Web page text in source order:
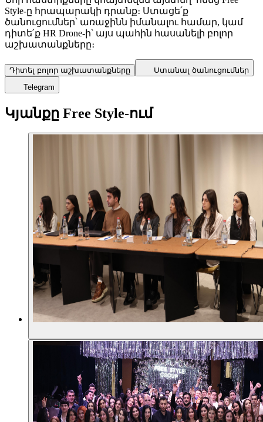
Style-ը հրապարակի դրանք։ Ստացե՛ք
ծանուցումներ՝ առաջինն իմանալու համար, կամ
դիտե՛ք HR Drone-ի՝ այս պահին հասանելի բոլոր
աշխատանքները։
Դիտել բոլոր աշխատանքները
Ստանալ ծանուցումներ
Telegram
Կյանքը Free Style-ում